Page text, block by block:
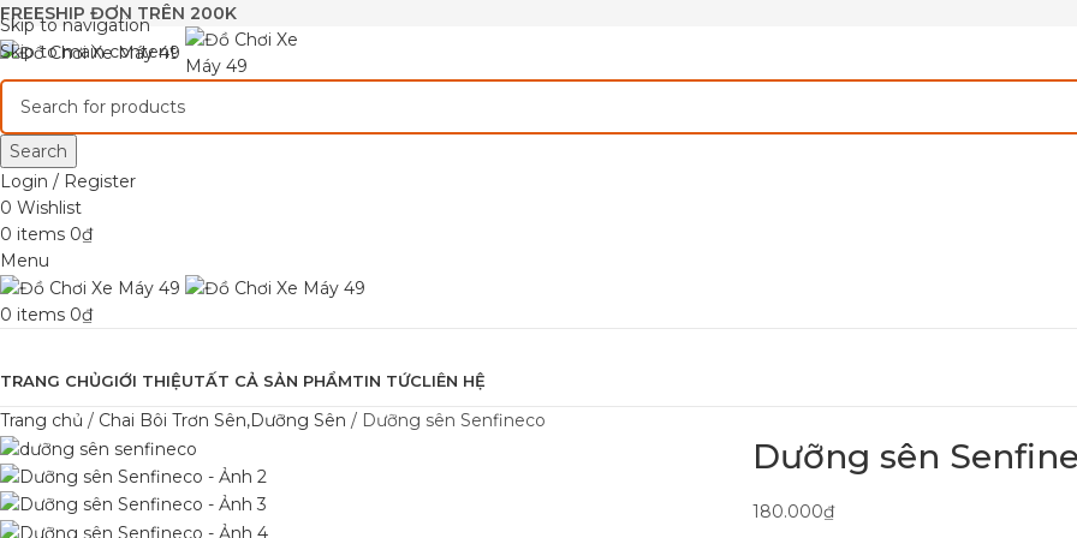
Skip to navigation
Skip to main content
FREESHIP ĐƠN TRÊN 200K
Search
Login / Register
0 Wishlist
0 items 0₫
Menu
0 items 0₫
TRANG CHỦGIỚI THIỆUTẤT CẢ SẢN PHẨMTIN TỨCLIÊN HỆ
Trang chủ Chai Bôi Trơn Sên,Dưỡng Sên Dưỡng sên Senfineco
Dưỡng sên
180.000₫